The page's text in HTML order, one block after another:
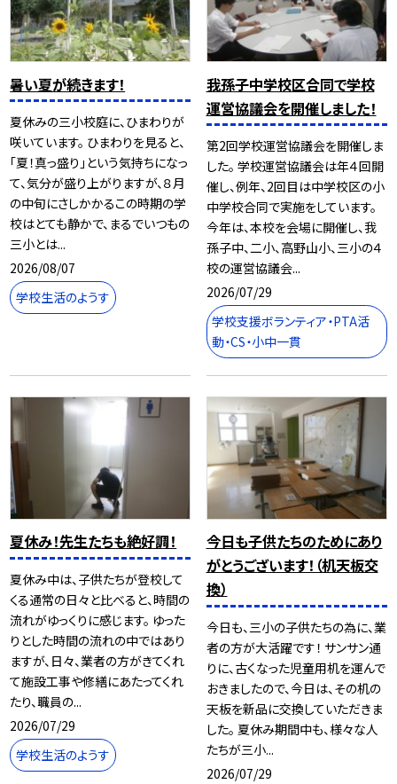
暑い夏が続きます！
夏休みの三小校庭に、ひまわりが
咲いています。 ひまわりを見ると、
「夏！真っ盛り」という気持ちになっ
て、気分が盛り上がりますが、８月
の中旬にさしかかるこの時期の学
校はとても静かで、まるでいつもの
三小とは...
2026/08/07
学校生活のようす
我孫子中学校区合同で学校
運営協議会を開催しました！
第2回学校運営協議会を開催しま
した。 学校運営協議会は年４回開
催し、例年、2回目は中学校区の小
中学校合同で実施をしています。
今年は、本校を会場に開催し、我
孫子中、二小、高野山小、三小の４
校の運営協議会...
2026/07/29
学校支援ボランティア・PTA活
動・CS・小中一貫
夏休み！先生たちも絶好調！
夏休み中は、子供たちが登校して
くる通常の日々と比べると、時間の
流れがゆっくりに感じます。 ゆった
りとした時間の流れの中ではあり
ますが、日々、業者の方がきてくれ
て施設工事や修繕にあたってくれ
たり、職員の...
2026/07/29
学校生活のようす
今日も子供たちのためにあり
がとうございます！（机天板交
換）
今日も、三小の子供たちの為に、業
者の方が大活躍です！ サンサン通
りに、古くなった児童用机を運んで
おきましたので、今日は、その机の
天板を新品に交換していただきま
した。 夏休み期間中も、様々な人
たちが三小...
2026/07/29